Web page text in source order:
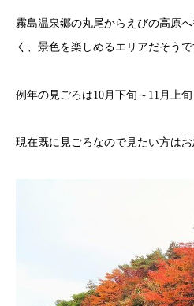
霧島温泉郷の丸尾からえびの高原
く、景色を楽しめるエリアだそうで
例年の見ごろは10月下旬～11月上旬
現在既に見ごろなので見たい方はお